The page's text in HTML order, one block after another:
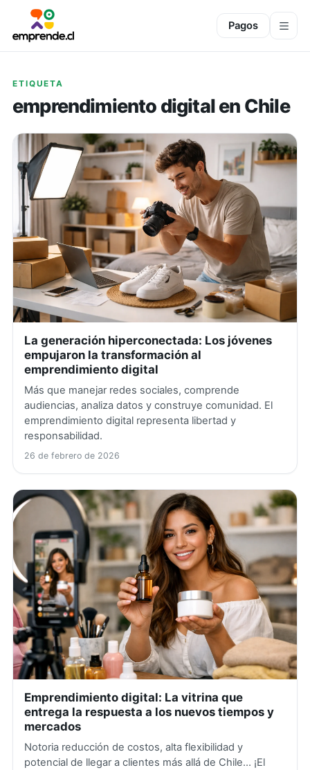
Pagos
ETIQUETA
emprendimiento digital en Chile
La generación hiperconectada: Los jóvenes
empujaron la transformación al
emprendimiento digital
Más que manejar redes sociales, comprende
audiencias, analiza datos y construye comunidad. El
emprendimiento digital representa libertad y
responsabilidad.
26 de febrero de 2026
Emprendimiento digital: La vitrina que
entrega la respuesta a los nuevos tiempos y
mercados
Notoria reducción de costos, alta flexibilidad y
potencial de llegar a clientes más allá de Chile… ¡El